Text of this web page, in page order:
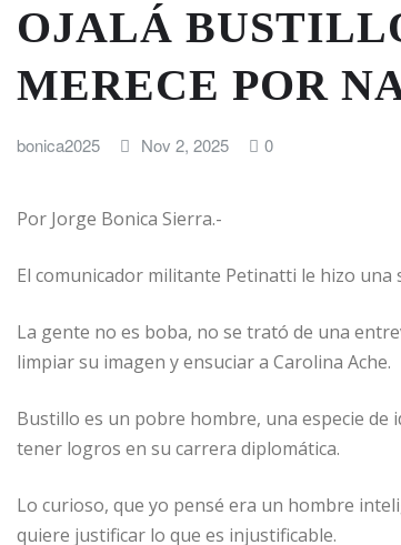
OJALÁ
MERECE POR
bonica2025 Nov 2, 2025 0
Por Jorge Bonica Sierra.-
El comunicador militante Petinatti le hizo
La gente no es boba, no se trató de una
limpiar su imagen y ensuciar a Carolina Ache.
Bustillo es un pobre hombre, una especie
tener logros en su carrera diplomática.
Lo curioso, que yo pensé era un hombre
quiere justificar lo que es injustificable.